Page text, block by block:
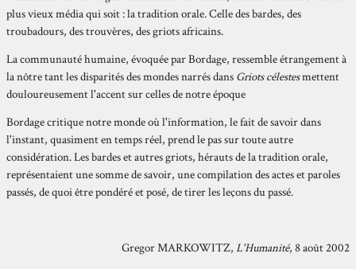
plus vieux média qui soit : la tradition orale. Celle des bardes, des
troubadours, des trouvères, des griots africains.
La communauté humaine, évoquée par Bordage, ressemble étrangement à
la nôtre tant les disparités des mondes narrés dans Griots célestesmettent
douloureusement l'accent sur celles de notre époque
Bordage critique notre monde où l'information, le fait de savoir dans
l'instant, quasiment en temps réel, prend le pas sur toute autre
considération. Les bardes et autres griots, hérauts de la tradition orale,
représentaient une somme de savoir, une compilation des actes et paroles
passés, de quoi être pondéré et posé, de tirer les leçons du passé.
Gregor MARKOWITZ, L'Humanité, 8 août 2002